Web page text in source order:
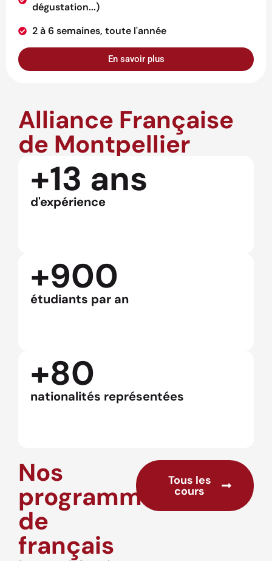
dégustation...)
2 à 6 semaines, toute l'année
En savoir plus
Alliance Française
de Montpellier
+13 ans
d'expérience
+900
étudiants par an
+80
nationalités représentées
Nos
programmes
de
français
Tous les
cours